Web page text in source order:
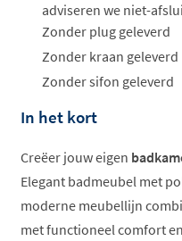
adviseren we niet-
Zonder plug geleverd
Zonder kraan geleverd
Zonder sifon geleverd
In het kort
Creëer jouw eigen
Elegant badmeubel met
moderne meubellijn
met functioneel comfort